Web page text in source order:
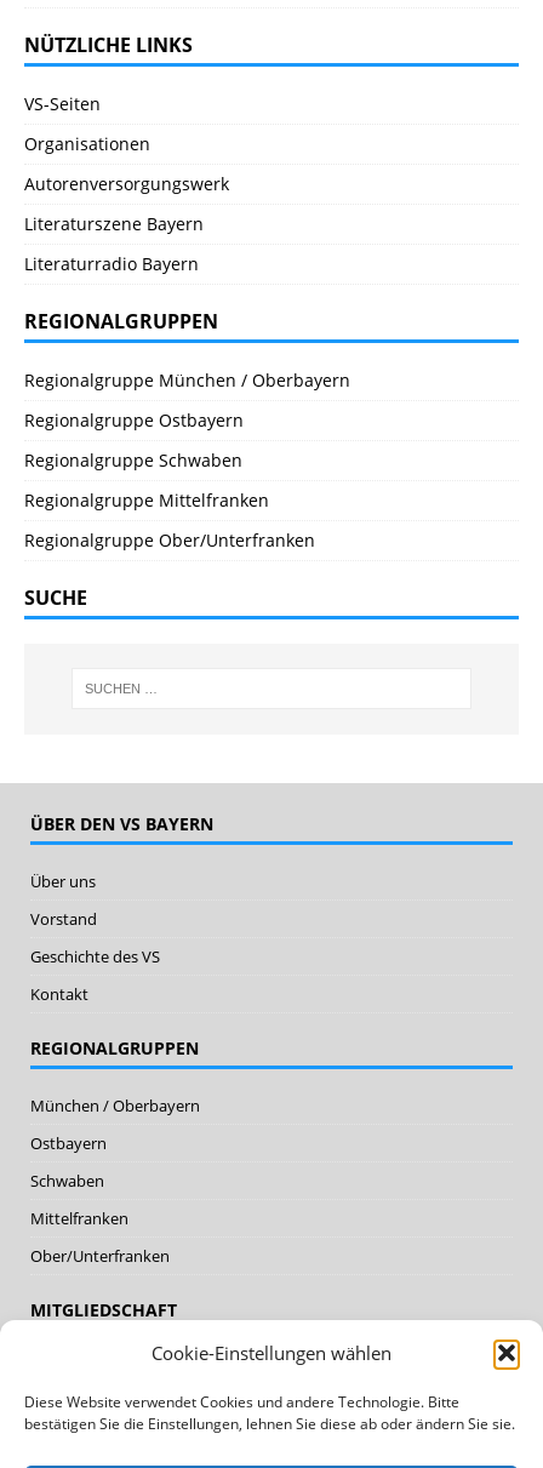
Cookie-Einstellungen wählen
Diese Website verwendet Cookies und andere Technologie. Bitte
bestätigen Sie die Einstellungen, lehnen Sie diese ab oder ändern Sie sie.
NÜTZLICHE LINKS
VS-Seiten
Organisationen
Autorenversorgungswerk
Literaturszene Bayern
Literaturradio Bayern
REGIONALGRUPPEN
Regionalgruppe München / Oberbayern
Regionalgruppe Ostbayern
Regionalgruppe Schwaben
Regionalgruppe Mittelfranken
Regionalgruppe Ober/Unterfranken
SUCHE
ÜBER DEN VS BAYERN
Über uns
Vorstand
Geschichte des VS
Kontakt
REGIONALGRUPPEN
München / Oberbayern
Ostbayern
Schwaben
Mittelfranken
Ober/Unterfranken
MITGLIEDSCHAFT
Mitglied werden